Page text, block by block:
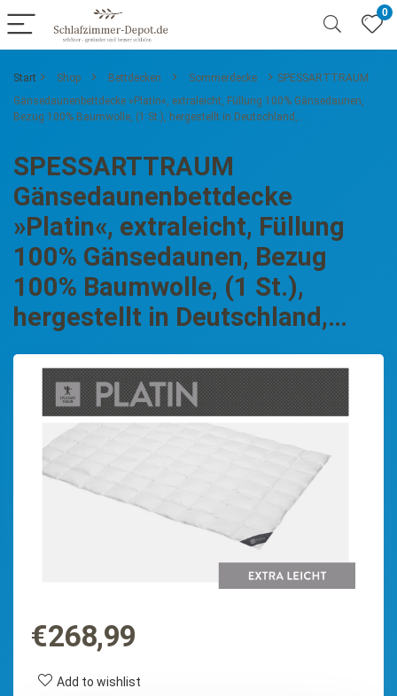
0
Start Shop Bettdecken Sommerdecke
SPESSARTTRAUM
Gänsedaunenbettdecke »Platin«, extraleicht, Füllung 100% Gänsedaunen,
Bezug 100% Baumwolle, (1 St.), hergestellt in Deutschland,…
SPESSARTTRAUM
Gänsedaunenbettdecke
»Platin«, extraleicht, Füllung
100% Gänsedaunen, Bezug
100% Baumwolle, (1 St.),
hergestellt in Deutschland,…
€268,99
Add to wishlist